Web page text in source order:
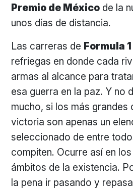
Premio de México de la
unos días de distancia.
Las carreras de Formula 1
refriegas en donde cada
armas al alcance para
esa guerra en la paz. Y no
mucho, si los más grandes
victoria son apenas un
seleccionado de entre
compiten. Ocurre así en
ámbitos de la existencia.
la pena ir pasando y